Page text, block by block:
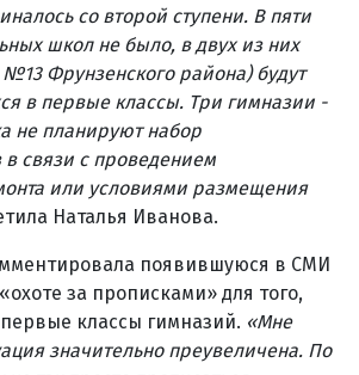
со второй ступени. В пяти
школ не было, в двух из них
Фрунзенского района) будут
в первые классы. Три гимназии -
не планируют набор
в связи с проведением
или условиями размещения
Наталья Иванова.
появившуюся в СМИ
за прописками» для того,
классы гимназий. «Мне
значительно преувеличена. По